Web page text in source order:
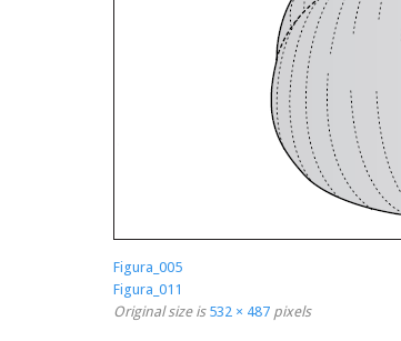
Figura_005
Figura_011
Original size is 532 × 487 pixels